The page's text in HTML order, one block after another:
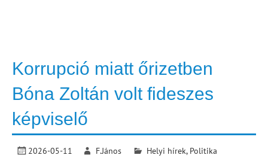
Korrupció miatt őrizetben
Bóna Zoltán volt fideszes
képviselő
2026-05-11 F.János Helyi hírek, Politika